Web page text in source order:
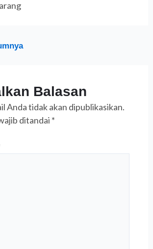
Balasan
Anda tidak akan dipublikasikan.
ditandai *